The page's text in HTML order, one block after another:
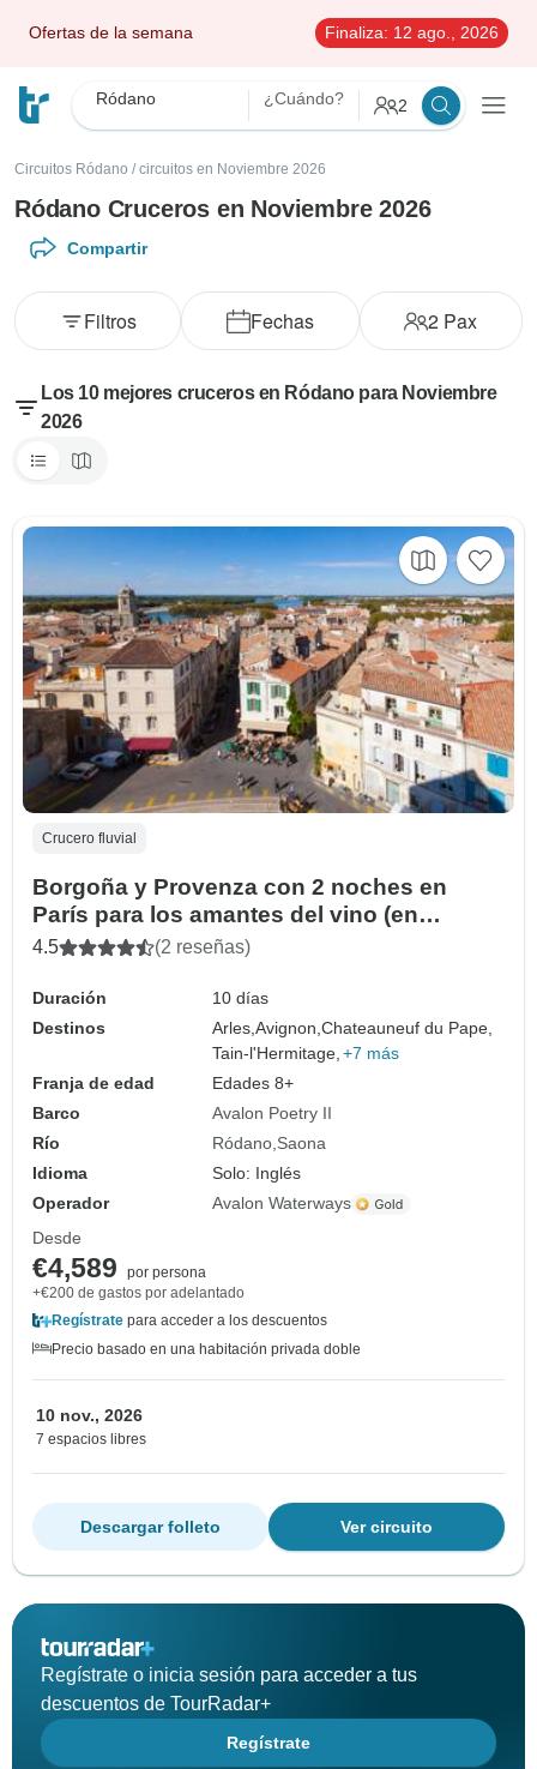
Ofertas de la semana Finaliza: 12 ago., 2026
Ródano ¿Cuándo? 2
Circuitos Ródano / circuitos en Noviembre 2026
Ródano Cruceros en Noviembre 2026
Compartir
Fechas 2 Pax
Filtros
Los 10 mejores cruceros en Ródano para Noviembre
2026
Crucero fluvial
Borgoña y Provenza con 2 noches en
París para los amantes del vino (en
dirección norte) 2026
4.5 (2 reseñas)
Duración
10 días
Destinos
Arles,Avignon,Chateauneuf du Pape,
Tain-l'Hermitage, +7 más
Franja de edad
Edades 8+
Barco
Avalon Poetry II
Río
Ródano Saona
Idioma
Solo: Inglés
Operador
Avalon Waterways
Desde
€4,589
por persona
+€200 de gastos por adelantado
Regístrate para acceder a los descuentos
Precio basado en una habitación privada doble
10 nov., 2026
7 espacios libres
Ver circuito
Descargar folleto
Regístrate o inicia sesión para acceder a tus
descuentos de TourRadar+
Regístrate